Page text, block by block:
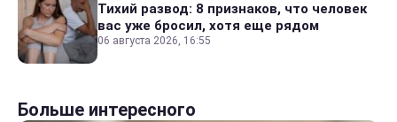
Тихий развод: 8 признаков, что человек
вас уже бросил, хотя еще рядом
06 августа 2026, 16:55
Больше интересного